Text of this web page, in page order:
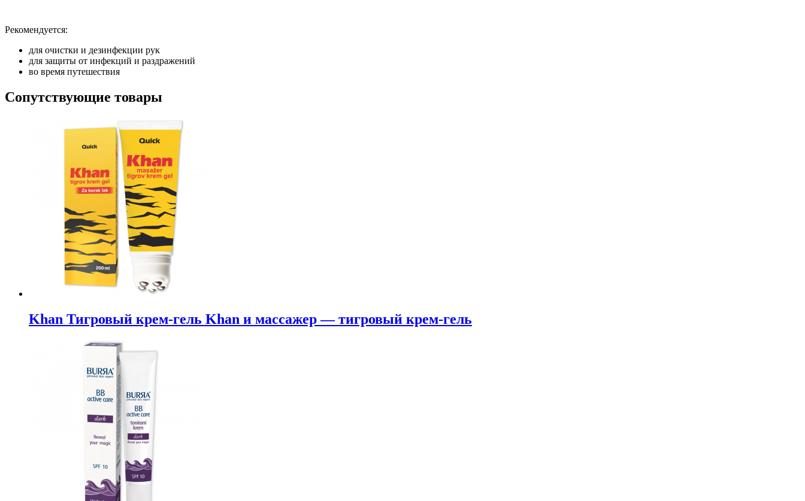
Рекомендуется:
для очистки и дезинфекции рук
для защиты от инфекций и раздражений
во время путешествия
Сопутствующие товары
Khan Тигровый крем-гель Khan и массажер — тигровый крем-гель